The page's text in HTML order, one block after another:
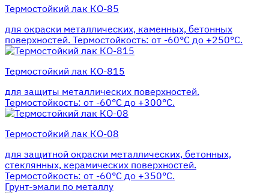
Термостойкий лак КО-85
для окраски металлических, каменных, бетонных
поверхностей. Термостойкость: от -60°С до +250°С.
Термостойкий лак КО-815
для защиты металлических поверхностей.
Термостойкость: от -60°С до +300°С.
Термостойкий лак КО-08
для защитной окраски металлических, бетонных,
стеклянных, керамических поверхностей.
Термостойкость: от -60°С до +350°С.
Грунт-эмали по металлу